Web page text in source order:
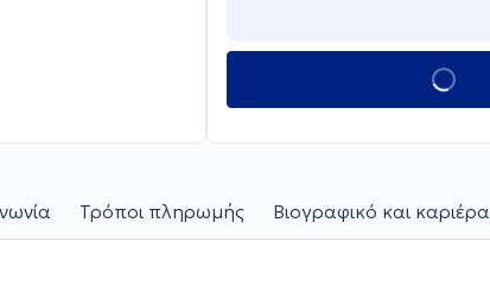
Τρόποι πληρωμής Βιογραφικό και καριέρα